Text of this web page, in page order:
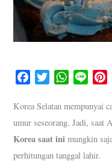
c
e
b
i
t
t
W
a
s
n
e
n
t
e
Korea Selatan mempunyai
umur seseorang. Jadi, saat
Korea saat ini mungkin
perhitungan tanggal lahir.